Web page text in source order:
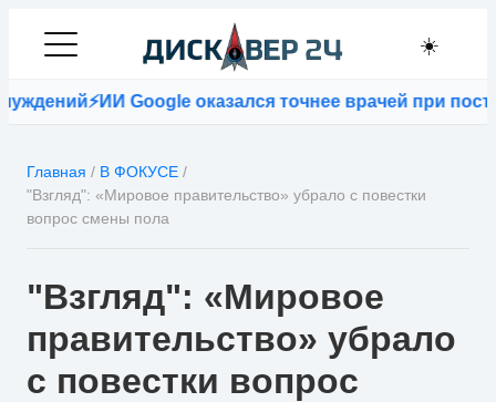
☀️
⚡ИИ Google оказался точнее врачей при
Главная / В ФОКУСЕ /
"Взгляд": «Мировое правительство» убрало с повестки
вопрос смены пола
"Взгляд": «Мировое
правительство» убрало
с повестки вопрос